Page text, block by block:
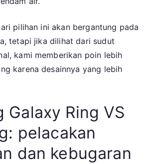
pilihan ini akan bergantung pada
tetapi jika dilihat dari sudut
kami memberikan poin lebih
karena desainnya yang lebih
Galaxy Ring VS
pelacakan
dan kebugaran